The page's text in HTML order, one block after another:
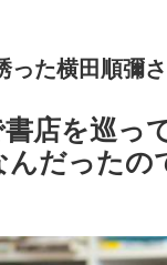
った横田順彌
店を巡っ
んだったの